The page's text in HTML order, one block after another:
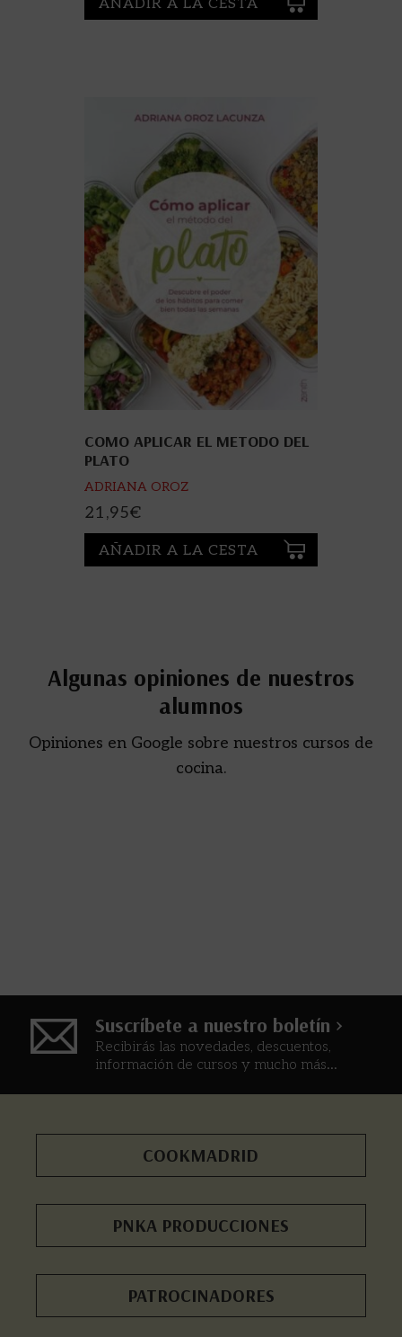
AÑADIR A LA CESTA
COMO APLICAR EL METODO DEL
PLATO
ADRIANA OROZ
21,95€
AÑADIR A LA CESTA
Algunas opiniones de nuestros
alumnos
Opiniones en Google sobre nuestros cursos de
cocina.
Suscríbete a nuestro boletín >
Recibirás las novedades, descuentos,
información de cursos y mucho más...
COOKMADRID
PNKA PRODUCCIONES
PATROCINADORES